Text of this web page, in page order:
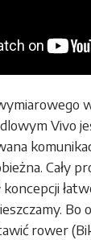
Vivo
Cały
Bo
rower